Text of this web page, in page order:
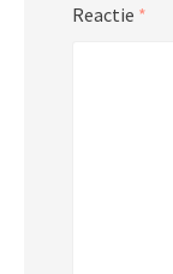
Reactie *